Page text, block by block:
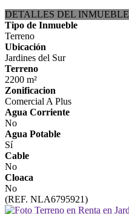
DETALLES DEL INMUEBLE
Tipo de Inmueble
Terreno
Ubicación
Jardines del Sur
Terreno
2200 m²
Zonificacion
Comercial A Plus
Agua Corriente
No
Agua Potable
Sí
Cable
No
Cloaca
No
(REF. NLA6795921)